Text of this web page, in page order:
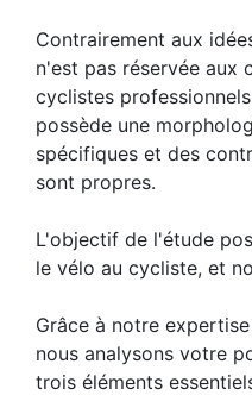
Contrairement aux
n'est pas réservée aux
cyclistes
possède une
spécifiques et des
sont propres.
L'objectif de l'étude
le vélo au cycliste, et
Grâce à notre
nous analysons votre
trois éléments